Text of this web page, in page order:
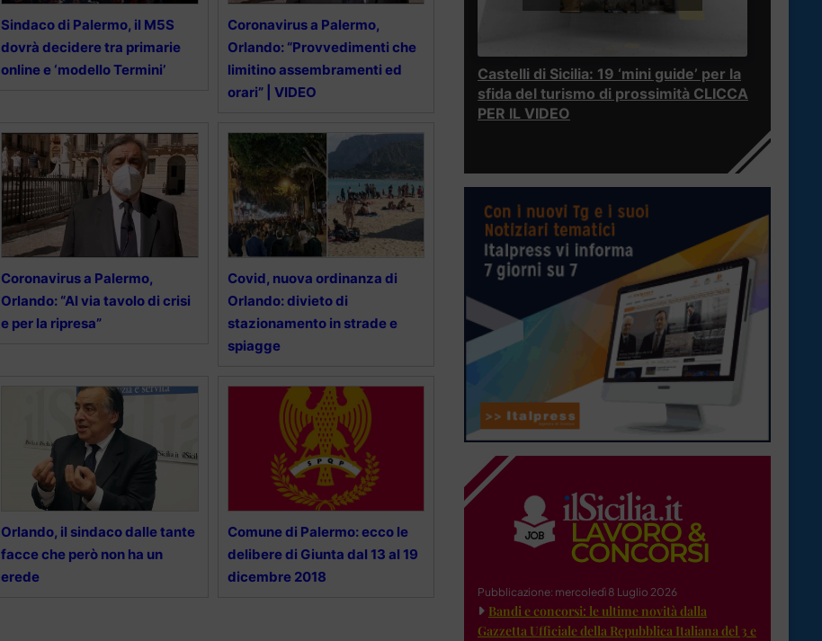
Sindaco di Palermo, il M5S
dovrà decidere tra primarie
online e ‘modello Termini’
Coronavirus a Palermo,
Orlando: “Provvedimenti che
limitino assembramenti ed
orari” | VIDEO
Coronavirus a Palermo,
Orlando: “Al via tavolo di crisi
e per la ripresa”
Covid, nuova ordinanza di
Orlando: divieto di
stazionamento in strade e
spiagge
Orlando, il sindaco dalle tante
facce che però non ha un
erede
Comune di Palermo: ecco le
delibere di Giunta dal 13 al 19
dicembre 2018
Castelli di Sicilia: 19 ‘mini guide’ per la
sfida del turismo di prossimità CLICCA
PER IL VIDEO
Pubblicazione: mercoledì 8 Luglio 2026
Bandi e concorsi: le ultime novità dalla
Gazzetta Ufficiale della Repubblica Italiana del 3 e